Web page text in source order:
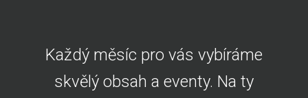
Každý měsíc pro vás vybíráme
skvělý obsah a eventy. Na ty